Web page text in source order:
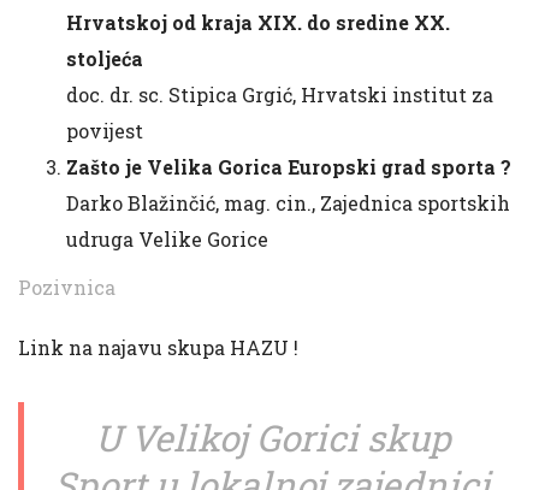
Hrvatskoj od kraja XIX. do sredine XX.
stoljeća
doc. dr. sc. Stipica Grgić, Hrvatski institut za
povijest
Zašto je Velika Gorica Europski grad sporta ?
Darko Blažinčić, mag. cin., Zajednica sportskih
udruga Velike Gorice
Pozivnica
Link na najavu skupa HAZU !
U Velikoj Gorici skup